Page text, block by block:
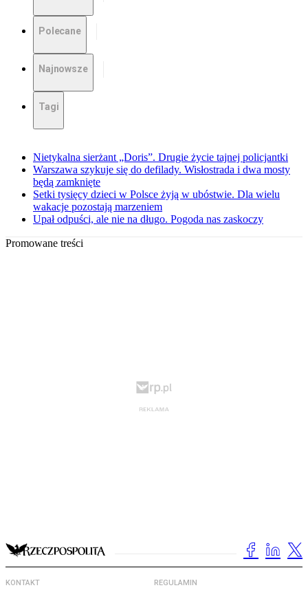
Polecane
Najnowsze
Tagi
Nietykalna sierżant „Doris”. Drugie życie tajnej policjantki
Warszawa szykuje się do defilady. Wisłostrada i dwa mosty
będą zamknięte
Setki tysięcy dzieci w Polsce żyją w ubóstwie. Dla wielu
wakacje pozostają marzeniem
Upał odpuści, ale nie na długo. Pogoda nas zaskoczy
Promowane treści
KONTAKT REGULAMIN